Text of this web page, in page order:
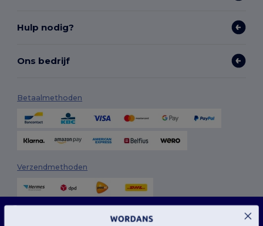
Hulp nodig?
Ons bedrijf
Betaalmethoden
Verzendmethoden
Onze website maakt gebruik van zowel onze eigen cookies als cookies van derden om